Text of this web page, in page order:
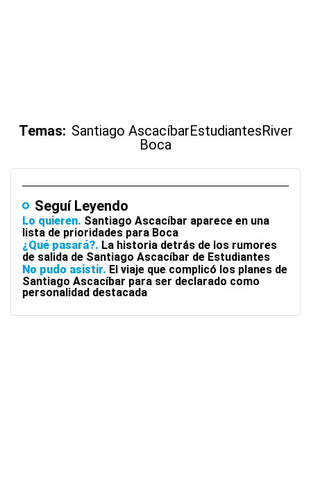
Temas: Santiago AscacíbarEstudiantesRiver
Boca
Seguí Leyendo
Lo quieren Santiago Ascacíbar aparece en una
lista de prioridades para Boca
¿Qué pasará? La historia detrás de los rumores
de salida de Santiago Ascacíbar de Estudiantes
No pudo asistir El viaje que complicó los planes de
Santiago Ascacíbar para ser declarado como
personalidad destacada